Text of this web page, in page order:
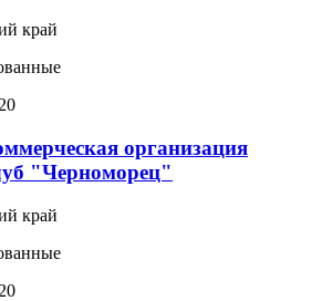
край
организация
"Черноморец"
край